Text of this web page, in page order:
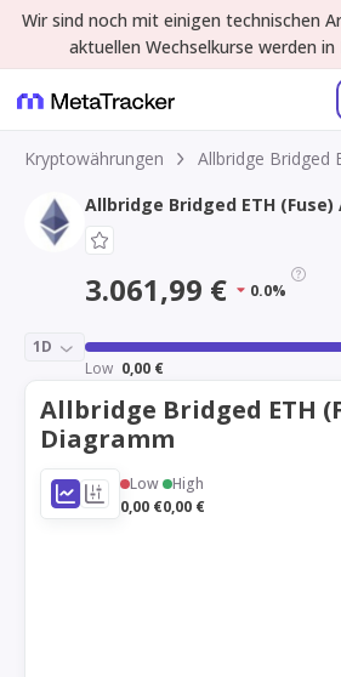
Wir sind noch mit einigen technischen
aktuellen Wechselkurse werden
Kryptowährungen
Allbridge Bridged
Allbridge Bridged ETH (Fuse)
3.061,99 € 0.0%
1D
Low 0,00 €
Allbridge Bridged ETH
Diagramm
Low
0,00 €
High
0,00 €